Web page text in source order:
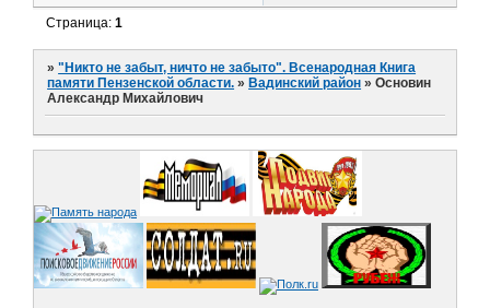
Страница:1
»"Никто не забыт, ничто не забыто". Всенародная Книга
памяти Пензенской области. » Вадинский район »Основин
Александр Михайлович